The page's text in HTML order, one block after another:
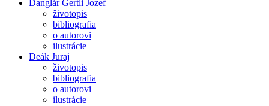
Danglár Gertli Jozef
životopis
bibliografia
o autorovi
ilustrácie
Deák Juraj
životopis
bibliografia
o autorovi
ilustrácie